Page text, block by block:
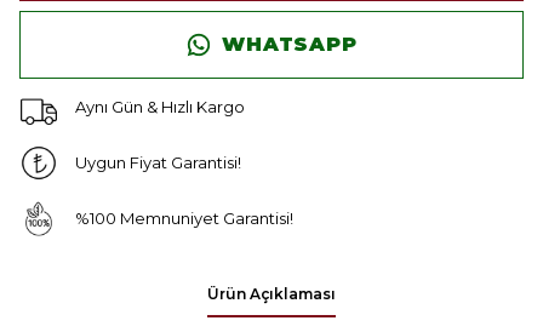
WHATSAPP
Aynı Gün & Hızlı Kargo
Uygun Fiyat Garantisi!
%100 Memnuniyet Garantisi!
Ürün Açıklaması